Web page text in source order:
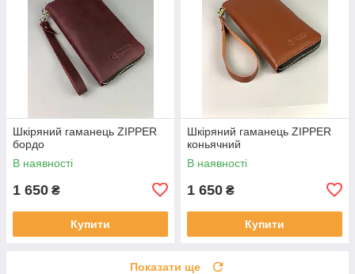
Шкіряний гаманець ZIPPER
бордо
В наявності
1 650 ₴
Купити
Шкіряний гаманець ZIPPER
коньячний
В наявності
1 650 ₴
Купити
Показати ще